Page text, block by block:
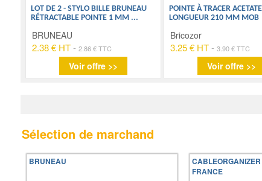
LOT DE 2 - STYLO BILLE BRUNEAU
RÉTRACTABLE POINTE 1 MM ...
BRUNEAU
2.38 € HT - 2.86 € TTC
Voir offre >>
POINTE À TRACER
LONGUEUR 210 MM MOB
Bricozor
3.25 € HT-3.90 € TTC
Voir offre >>
Sélection de marchand
BRUNEAU
CABLEORGANIZER
FRANCE